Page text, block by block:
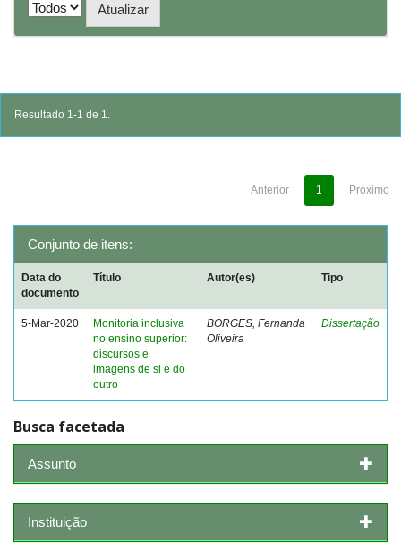
Resultado 1-1 de 1.
Anterior 1 Próximo
Conjunto de itens:
Data do
documento
Título Autor(es) Tipo
5-Mar-2020
Monitoria inclusiva
no ensino superior:
discursos e
imagens de si e do
outro
BORGES, Fernanda
Oliveira
Dissertação
Busca facetada
Assunto
Instituição